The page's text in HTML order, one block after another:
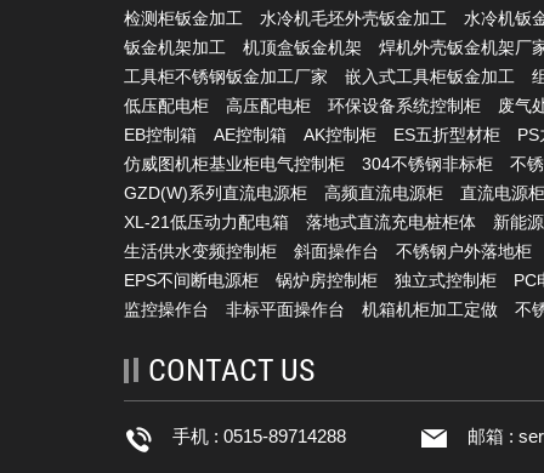
检测柜钣金加工
水冷机毛坯外壳钣金加工
水冷机钣
钣金机架加工
机顶盒钣金机架
焊机外壳钣金机架厂
工具柜不锈钢钣金加工厂家
嵌入式工具柜钣金加工
低压配电柜
高压配电柜 环保设备系统控制柜
废气
EB控制箱
AE控制箱 AK控制柜 ES五折型材柜
PS
仿威图机柜基业柜电气控制柜
304不锈钢非标柜
不
GZD(W)系列直流电源柜
高频直流电源柜
直流电源
XL-21低压动力配电箱
落地式直流充电桩柜体
新能
生活供水变频控制柜
斜面操作台
不锈钢户外落地柜
EPS不间断电源柜
锅炉房控制柜 独立式控制柜
PC
监控操作台
非标平面操作台 机箱机柜加工定做 不
CONTACT US
手机 : 0515-89714288 邮箱 :